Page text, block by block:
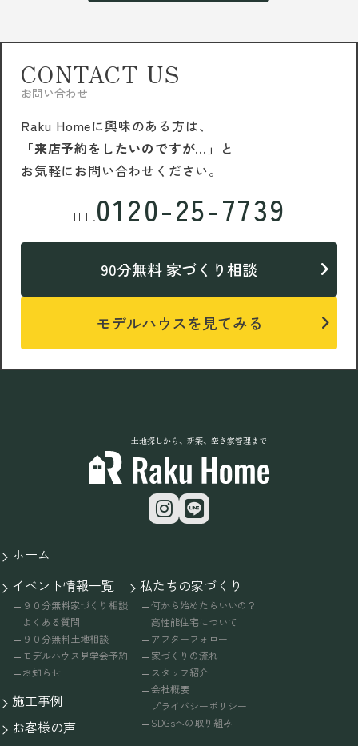
CONTACT US
お問い合わせ
Raku Homeに興味のある方は、
「来店予約をしたいのですが…」 と
お気軽にお問い合わせください。
TEL.0120-25-7739
90分無料 家づくり相談
モデルハウスを見てみる
土地探しから、新築、空き家管理まで
ホーム
イベント情報一覧
９０分無料家づくり相談
よくある質問
９０分無料土地相談
モデルハウス見学会予約
お知らせ
施工事例
お客様の声
私たちの家づくり
何から始めたらいいの？
高性能住宅について
アフターフォロー
家づくりの流れ
スタッフ紹介
会社概要
プライバシーポリシー
SDGsへの取り組み